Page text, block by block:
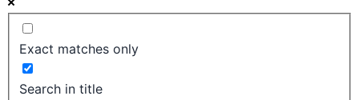
Exact matches only
Search in title